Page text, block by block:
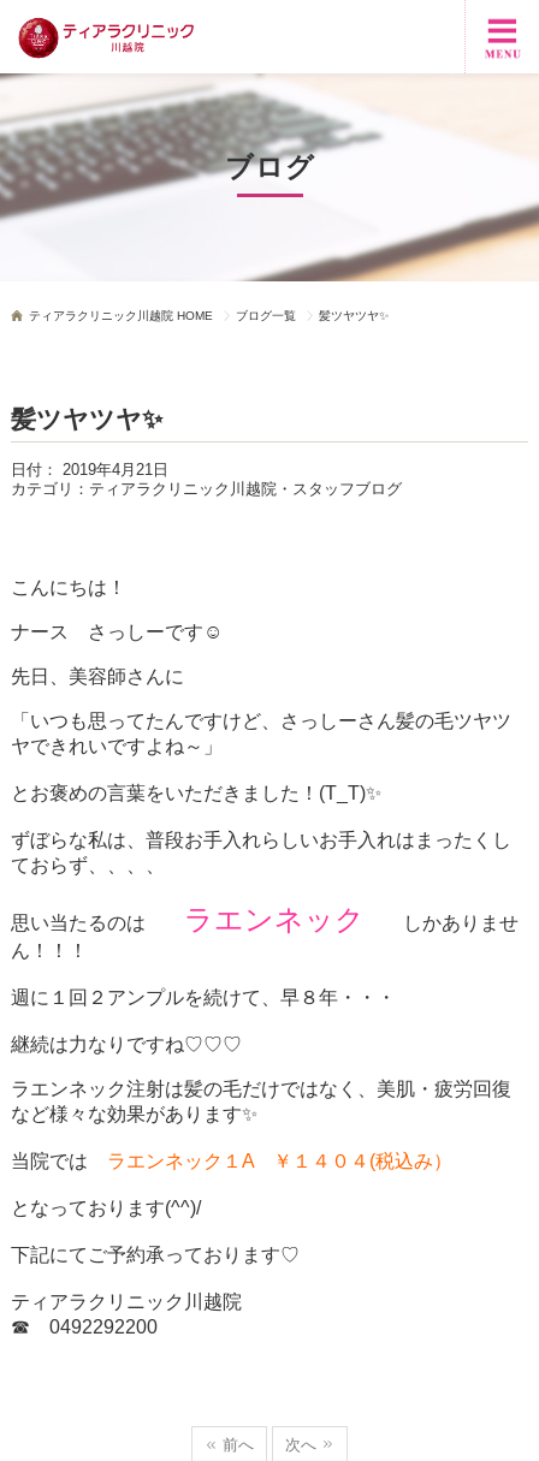
ブログ
ティアラクリニック川越院 HOME ブログ一覧 髪ツヤツヤ✨
髪ツヤツヤ✨
日付： 2019年4月21日
カテゴリ： ティアラクリニック川越院・スタッフブログ
こんにちは！
ナース さっしーです☺
先日、美容師さんに
「いつも思ってたんですけど、さっしーさん髪の毛ツヤツ
ヤできれいですよね～」
とお褒めの言葉をいただきました！(T_T)✨
ずぼらな私は、普段お手入れらしいお手入れはまったくし
ておらず、、、、
思い当たるのは ラエンネック
しかありませ
ん！！！
週に１回２アンプルを続けて、早８年・・・
継続は力なりですね♡♡♡
ラエンネック注射は髪の毛だけではなく、美肌・疲労回復
など様々な効果があります✨
当院では ラエンネック１A ￥１４０４(税込み）
となっております(^^)/
下記にてご予約承っております♡
ティアラクリニック川越院
☎ 0492292200
前へ 次へ